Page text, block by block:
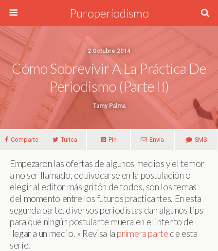
Puroperiodismo
2 Octubre 2014
Cómo Sobrevivir A La Práctica De
Periodismo (parte II)
Tamy Palma
Comparte Tuitea Pin Envía SMS
Empezaron las ofertas de algunos medios y el temor
a no ser llamado, equivocarse en la postulación o
elegir al editor más gritón de todos, son los temas
del momento entre los futuros practicantes. En esta
segunda parte, diversos periodistas dan algunos tips
para que ningún postulante muera en el intento de
llegar a un medio. » Revisa la primera parte de esta
serie.